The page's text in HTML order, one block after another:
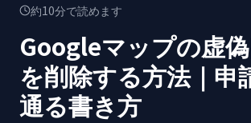
約10分で読めます
Googleマップの虚
を削除する方法｜申
通る書き方